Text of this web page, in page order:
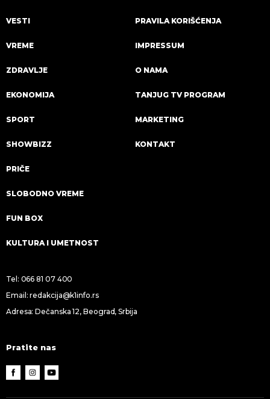
VESTI
VREME
ZDRAVLJE
EKONOMIJA
SPORT
SHOWBIZZ
PRIČE
SLOBODNO VREME
FUN BOX
KULTURA I UMETNOST
PRAVILA KORIŠĆENJA
IMPRESSUM
O NAMA
TANJUG TV PROGRAM
MARKETING
KONTAKT
Tel: 066 81 07 400
Email:redakcija@k1info.rs
Adresa: Dečanska 12, Beograd, Srbija
Pratite nas